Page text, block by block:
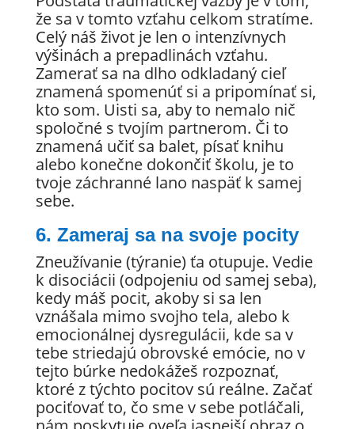
že sa v tomto vzťahu celkom stratíme.
Celý náš život je len o intenzívnych
výšinách a prepadlinách vzťahu.
Zamerať sa na dlho odkladaný cieľ
znamená spomenúť si a pripomínať si,
kto som. Uisti sa, aby to nemalo nič
spoločné s tvojím partnerom. Či to
znamená učiť sa balet, písať knihu
alebo konečne dokončiť školu, je to
tvoje záchranné lano naspäť k samej
sebe.
6. Zameraj sa na svoje pocity
Zneužívanie (týranie) ťa otupuje. Vedie
k disociácii (odpojeniu od samej seba),
kedy máš pocit, akoby si sa len
vznášala mimo svojho tela, alebo k
emocionálnej dysregulácii, kde sa v
tebe striedajú obrovské emócie, no v
tejto búrke nedokážeš rozpoznať,
ktoré z týchto pocitov sú reálne. Začať
pociťovať to, čo sme v sebe potláčali,